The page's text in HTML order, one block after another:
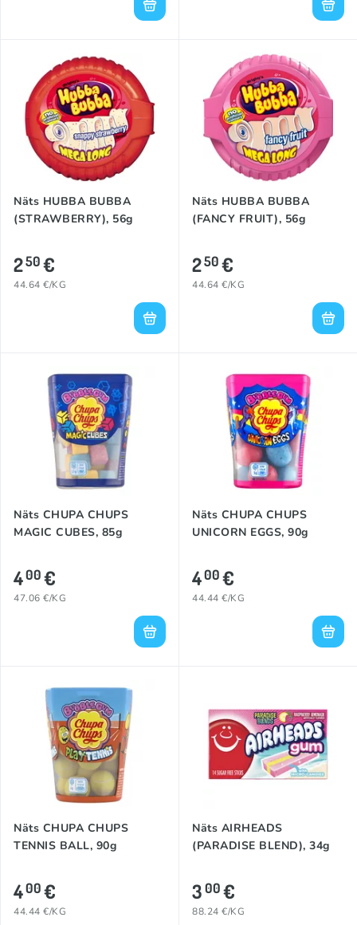
Näts HUBBA BUBBA
(STRAWBERRY), 56g
250€
44.64 €/KG
Näts HUBBA BUBBA
(FANCY FRUIT), 56g
250€
44.64 €/KG
Näts CHUPA CHUPS
MAGIC CUBES, 85g
400€
47.06 €/KG
Näts CHUPA CHUPS
UNICORN EGGS, 90g
400€
44.44 €/KG
Näts CHUPA CHUPS
TENNIS BALL, 90g
400€
44.44 €/KG
Näts AIRHEADS
(PARADISE BLEND), 34g
300€
88.24 €/KG